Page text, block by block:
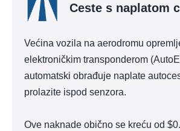
Ceste s naplatom
Većina vozila na aerodromu
elektroničkim transponderom
automatski obrađuje naplate
prolazite ispod senzora.
Ove naknade obično se kreću od